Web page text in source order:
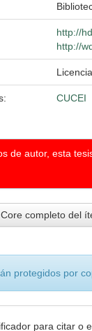
http://
http://
CUCEI
de autor, esta
completo del
protegidos por
para citar o